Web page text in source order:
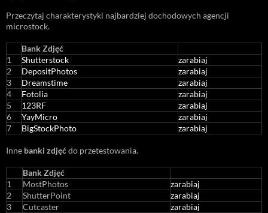
Przeczytaj charakterystyki najbardziej dochodowych agencji
microstock.
Bank Zdjęć
1
Shutterstock
zarabiaj
2
DepositPhotos
zarabiaj
3
Dreamstime
zarabiaj
4
Fotolia
zarabiaj
5
123RF
zarabiaj
6
YayMicro
zarabiaj
7
BigStockPhoto zarabiaj
Inne banki zdjęćdo przetestowania.
Bank Zdjęć
1
MostPhotos
zarabiaj
2
ShutterPoint
zarabiaj
3
Cutcaster zarabiaj